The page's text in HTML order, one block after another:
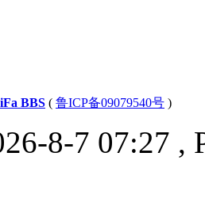
BBS ( 鲁ICP备09079540号 )
8-7 07:27 ,